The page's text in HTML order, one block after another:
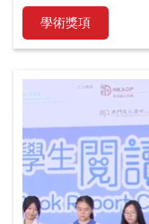
學術獎項